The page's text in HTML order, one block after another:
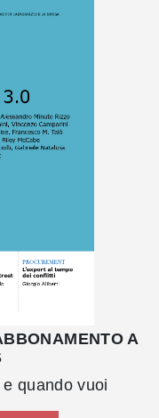
A
quando vuoi